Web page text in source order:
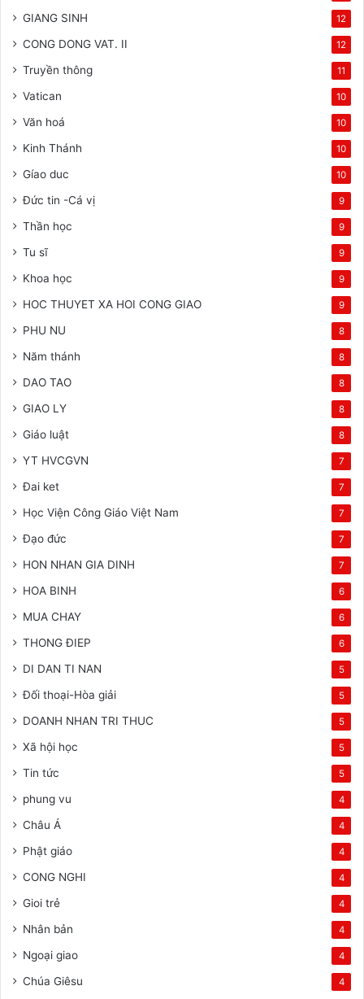
GIANG SINH 12
CONG DONG VAT. II 12
Truyền thông 11
Vatican 10
Văn hoá 10
Kinh Thánh 10
Gíao duc 10
Đức tin -Cá vị 9
Thần học 9
Tu sĩ 9
Khoa học 9
HOC THUYET XA HOI CONG GIAO 9
PHU NU 8
Năm thánh 8
DAO TAO 8
GIAO LY 8
Giáo luật 8
YT HVCGVN 7
Đai ket 7
Học Viện Công Giáo Việt Nam 7
Đạo đức 7
HON NHAN GIA DINH 7
HOA BINH 6
MUA CHAY 6
THONG ĐIEP 6
DI DAN TI NAN 5
Đối thoại-Hòa giải 5
DOANH NHAN TRI THUC 5
Xã hội học 5
Tin tức 5
phung vu 4
Châu Á 4
Phật giáo 4
CONG NGHI 4
Gioi trẻ 4
Nhân bản 4
Ngoại giao 4
Chúa Giêsu 4